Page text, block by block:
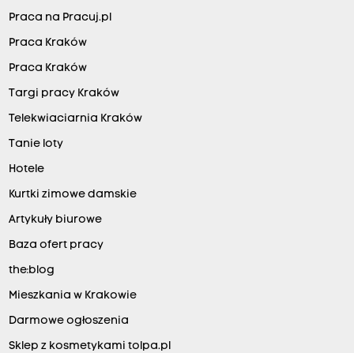
Praca na Pracuj.pl
Praca Kraków
Praca Kraków
Targi pracy Kraków
Telekwiaciarnia Kraków
Tanie loty
Hotele
Kurtki zimowe damskie
Artykuły biurowe
Baza ofert pracy
the:blog
Mieszkania w Krakowie
Darmowe ogłoszenia
Sklep z kosmetykami tolpa.pl